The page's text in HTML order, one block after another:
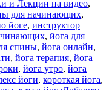
и Лекции на видео,
для начинающих,
йоге, инструктор
, йога для
спины, йога онлайн,
, йога терапия, йога
, йога утро, йога
йоги, короткая йога,